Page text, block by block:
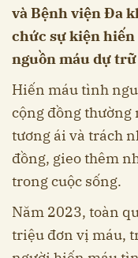
và Bệnh viện Đa
chức sự kiện
nguồn máu dự
Hiến máu tình
cộng đồng
tương ái và trách
đồng, gieo thêm
trong cuộc sống.
Năm 2023, toàn
triệu đơn vị máu,